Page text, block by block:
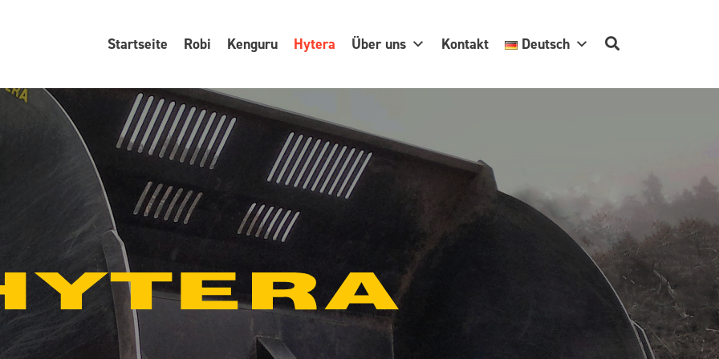
Startseite Robi Kenguru Hytera Über uns Kontakt Deutsch